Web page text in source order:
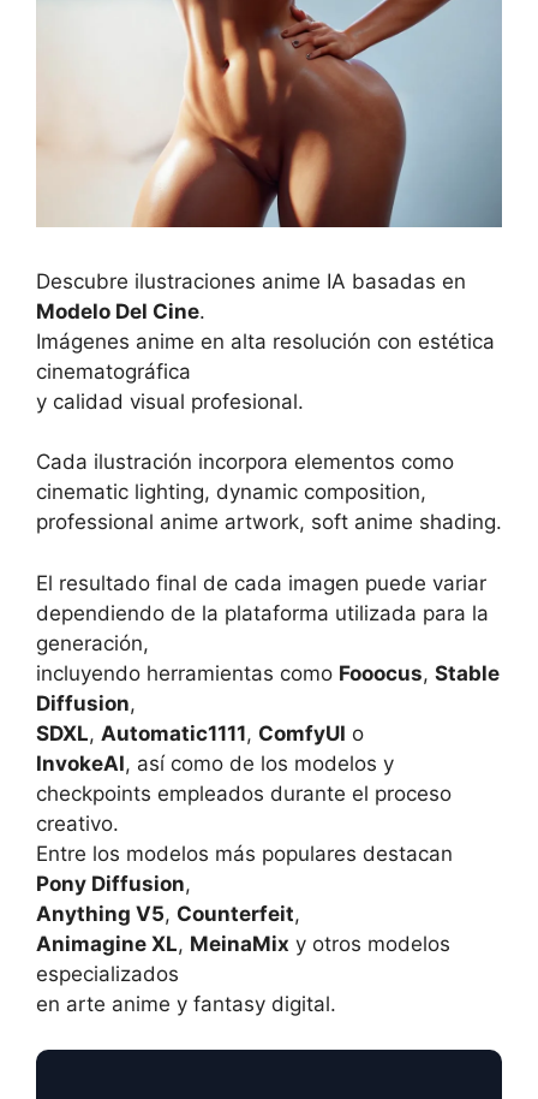
Descubre ilustraciones anime IA basadas en
Modelo Del Cine.
Imágenes anime en alta resolución con estética
cinematográfica
y calidad visual profesional.
Cada ilustración incorpora elementos como
cinematic lighting, dynamic composition,
professional anime artwork, soft anime shading.
El resultado final de cada imagen puede variar
dependiendo de la plataforma utilizada para la
generación,
incluyendo herramientas como Fooocus, Stable
Diffusion,
SDXL, Automatic1111, ComfyUI o
InvokeAI, así como de los modelos y
checkpoints empleados durante el proceso
creativo.
Entre los modelos más populares destacan
Pony Diffusion,
Anything V5, Counterfeit,
Animagine XL, MeinaMix y otros modelos
especializados
en arte anime y fantasy digital.